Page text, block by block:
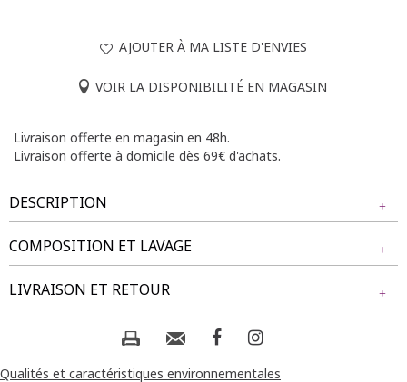
AJOUTER À MA LISTE D'ENVIES
VOIR LA DISPONIBILITÉ EN MAGASIN
Livraison offerte en magasin en 48h.
Livraison offerte à domicile dès 69€ d'achats.
DESCRIPTION
Place à l'élégance avec ce pantalon et sa fausse ceinture.
Pantalon large avec boucle fantaisie. Coupe droite avec
jambes larges. Longueur longue. Taille plate élastiquée. 2
poches sur le devant. Coloris uni. Matière extensible. Bride et
boucles métalliques entrelacées sous la taille devant.
Coutures discrètes en finition du modèle.
COMPOSITION ET LAVAGE
Tissu principal : 96% POLYESTER, 4% ELASTHANE
Composition et lavage :
LIVRAISON ET RETOUR
NOS MODES DE LIVRAISON
Livraison Magasin :
Qualités et caractéristiques environnementales